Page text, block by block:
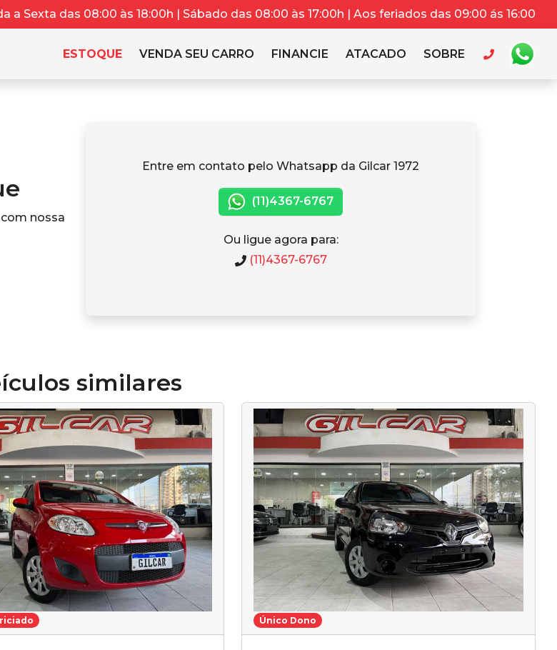
a Sexta das 08:00 às 18:00h | Sábado das 08:00 às 17:00h | Aos feriados das 09:00 ás 16:00
ESTOQUE VENDA SEU CARRO FINANCIE ATACADO SOBRE
nossa
Entre em contato pelo Whatsapp da Gilcar 1972
(11)4367-6767
Ou ligue agora para:
(11)4367-6767
similares
Único Dono